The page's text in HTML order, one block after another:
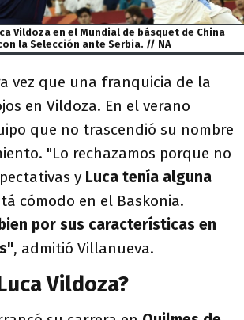
Vildoza en el Mundial de básquet de China
la Selección ante Serbia. // NA
vez que una franquicia de la
en Vildoza. En el verano
que no trascendió su nombre
"Lo rechazamos porque no
y Luca tenía alguna
cómodo en el Baskonia.
por sus características en
, admitió Villanueva.
Vildoza?